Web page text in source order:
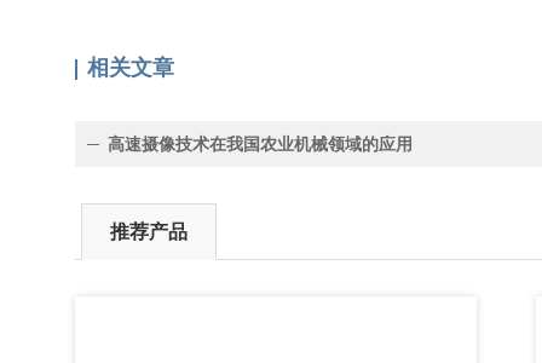
相关文章
高速摄像技术在我国农业机械领域的应用
推荐产品